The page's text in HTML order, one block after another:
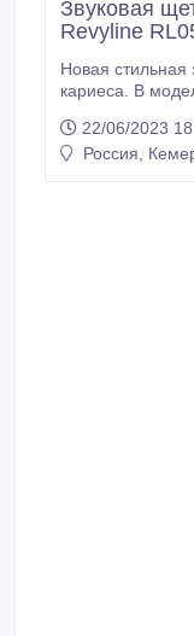
Звуковая
Revyline
Новая стильная
кариеса. В модели 2
аккумулятор
https://
22/06/2023
Россия,